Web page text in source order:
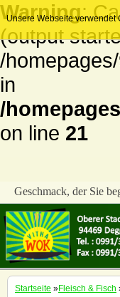
Warning:
(output
/
in
/
on line 21
Unsere Webseite verwendet
Geschmack, der Sie
Startseite »Fleisch & Fisch